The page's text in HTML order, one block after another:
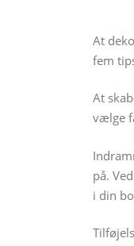
At
fem
At
vælge
på.
i din